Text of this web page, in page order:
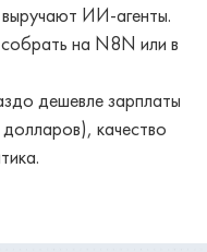
ИИ-агенты.
на N8N или в
дешевле зарплаты
качество